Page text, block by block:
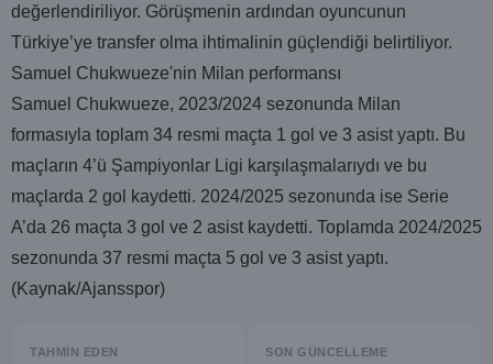
değerlendiriliyor. Görüşmenin ardından oyuncunun
Türkiye’ye transfer olma ihtimalinin güçlendiği belirtiliyor.
Samuel Chukwueze'nin Milan performansı
Samuel Chukwueze, 2023/2024 sezonunda Milan
formasıyla toplam 34 resmi maçta 1 gol ve 3 asist yaptı. Bu
maçların 4’ü Şampiyonlar Ligi karşılaşmalarıydı ve bu
maçlarda 2 gol kaydetti. 2024/2025 sezonunda ise Serie
A’da 26 maçta 3 gol ve 2 asist kaydetti. Toplamda 2024/2025
sezonunda 37 resmi maçta 5 gol ve 3 asist yaptı.
(Kaynak/Ajansspor)
TAHMIN EDEN SON GÜNCELLEME